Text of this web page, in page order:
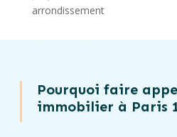
arrondissement
Pourquoi faire
immobilier à Paris